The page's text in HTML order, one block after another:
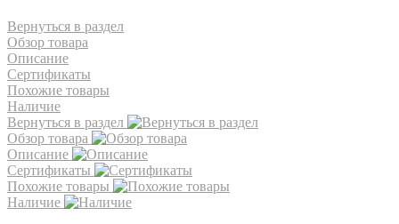
Вернуться в раздел
Обзор товара
Описание
Сертификаты
Похожие товары
Наличие
Вернуться в раздел
Обзор товара
Описание
Сертификаты
Похожие товары
Наличие